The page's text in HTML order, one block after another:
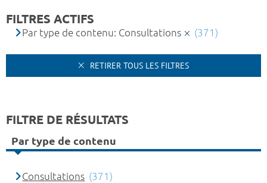
FILTRES ACTIFS
Par type de contenu: Consultations (371)
RETIRER TOUS LES FILTRES
FILTRE DE RÉSULTATS
Par type de contenu
Consultations (371)